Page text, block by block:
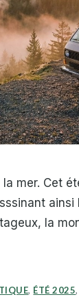
mer. Cet
la
, ÉTÉ 2025,